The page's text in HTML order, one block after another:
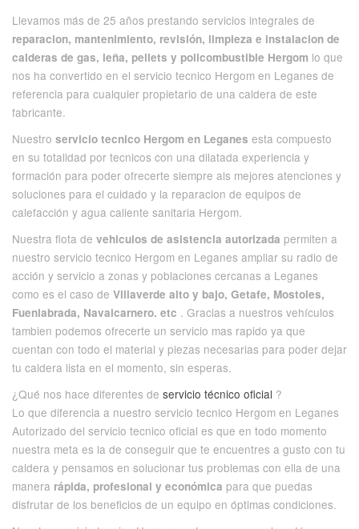
Llevamos más de 25 años prestando servicios integrales de
reparacion, mantenimiento, revisión, limpieza e instalacion de
calderas de gas, leña, pellets y policombustible Hergom lo que
nos ha convertido en el servicio tecnico Hergom en Leganes de
referencia para cualquier propietario de una caldera de este
fabricante.
Nuestro servicio tecnico Hergom en Leganes esta compuesto
en su totalidad por tecnicos con una dilatada experiencia y
formación para poder ofrecerte siempre als mejores atenciones y
soluciones para el cuidado y la reparacion de equipos de
calefacción y agua caliente sanitaria Hergom.
Nuestra flota de vehiculos de asistencia autorizada permiten a
nuestro servicio tecnico Hergom en Leganes ampliar su radio de
acción y servicio a zonas y poblaciones cercanas a Leganes
como es el caso de Villaverde alto y bajo, Getafe, Mostoles,
Fuenlabrada, Navalcarnero. etc . Gracias a nuestros vehículos
tambien podemos ofrecerte un servicio mas rapido ya que
cuentan con todo el material y piezas necesarias para poder dejar
tu caldera lista en el momento, sin esperas.
¿Qué nos hace diferentes de servicio técnico oficial ?
Lo que diferencia a nuestro servicio tecnico Hergom en Leganes
Autorizado del servicio tecnico oficial es que en todo momento
nuestra meta es la de conseguir que te encuentres a gusto con tu
caldera y pensamos en solucionar tus problemas con ella de una
manera rápida, profesional y económica para que puedas
disfrutar de los beneficios de un equipo en óptimas condiciones.